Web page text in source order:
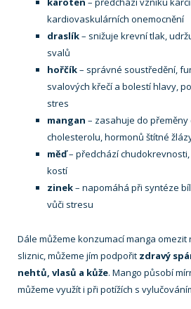
kardiovaskulárních onemocnění
draslík– snižuje krevní tlak,
svalů
hořčík– správné soustředění,
svalových křečí a bolestí hlavy,
stres
mangan – zasahuje do
cholesterolu, hormonů štítné
měď– předchází
kostí
zinek– napomáhá při syntéze
vůči stresu
Dále můžeme konzumací manga
sliznic, můžeme jím podpořit zdravý
nehtů, vlasů a kůže. Mango působí
můžeme využít i při potížích s